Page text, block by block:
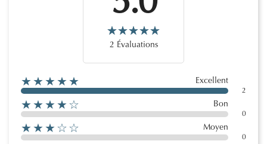
2 Évaluations
★★★★★ Excellent
2
★★★★☆ Bon
0
★★★☆☆ Moyen
0